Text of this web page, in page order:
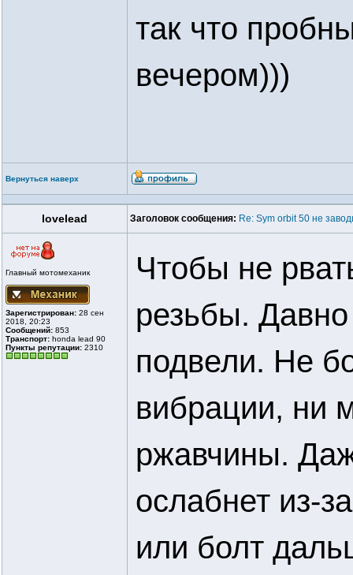
так что
вечером)))
Вернуться наверх
lovelead Заголовок сообщения: Re: Sym orbit 50 не
Главный мотомеханик
Зарегистрирован: 28 сен
2018, 20:23
Сообщений: 853
Транспорт: honda lead 90
Пункты репутации: 2310
Чтобы не
резьбы.
подвели. Не
вибрации, ни
ржавчины.
ослабнет из-
или болт